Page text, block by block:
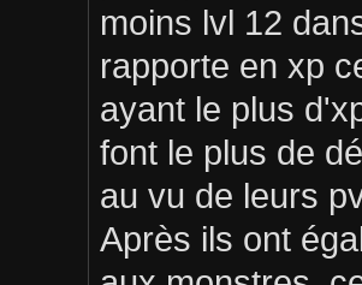
moins lvl 12
rapporte en xp
ayant le plus
font le plus de
au vu de leurs
Après ils ont